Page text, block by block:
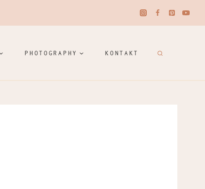
PHOTOGRAPHY KONTAKT